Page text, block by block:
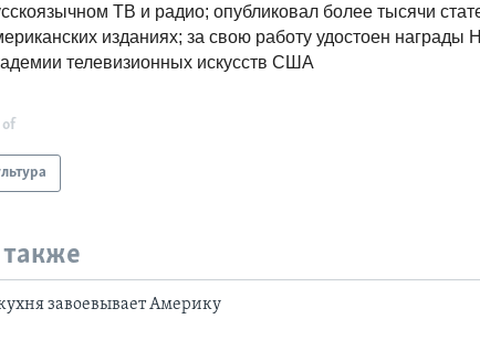
ТВ и радио; опубликовал более тысячи
изданиях; за свою работу удостоен награды
телевизионных искусств США
of
завоевывает Америку